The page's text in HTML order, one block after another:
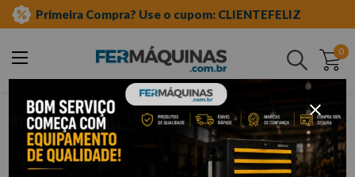
Primeira Compra? Use o cupom: CLIENTEFELIZ
0
Buscar
ferramentas manuais chave biela vazada